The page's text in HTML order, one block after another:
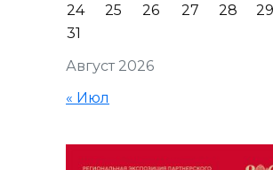
Август 2026
24
25 26 27 28 29
31
« Июл